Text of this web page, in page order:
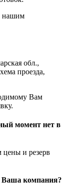
нашим
обл.,
проезда,
Вам
момент нет в
цены и резерв
Ваша компания?